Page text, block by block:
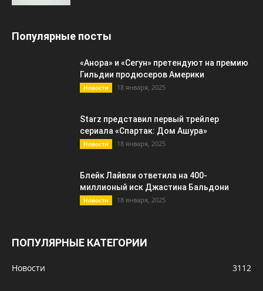
Популярные посты
«Анора» и «Сегун» претендуют на премию
Гильдии продюсеров Америки
Новости 18 января, 2025
Starz представил первый трейлер
сериала «Спартак: Дом Ашура»
Новости 18 января, 2025
Блейк Лайвли ответила на 400-
миллионый иск Джастина Бальдони
Новости 18 января, 2025
ПОПУЛЯРНЫЕ КАТЕГОРИИ
Новости 3112